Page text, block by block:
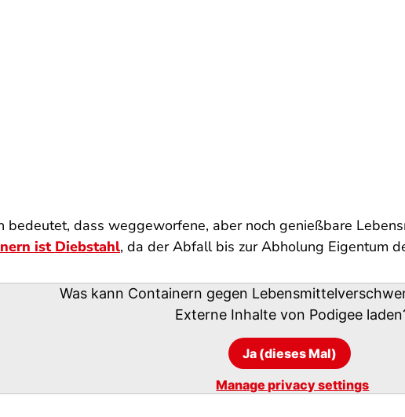
bedeutet, dass weggeworfene, aber noch genießbare
ist Diebstahl, da der Abfall bis zur Abholung Eigentum
Was kann Containern gegen
Externe Inhalte von Podigee
Ja (dieses Mal)
Manage privacy settings